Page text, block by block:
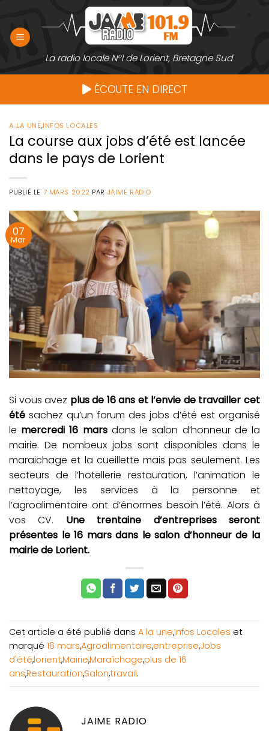
contenu
La radio locale N°1 de Lorient, Bretagne Sud
ÉCOUTE EN DIRECT
A LA UNE,INFOS LOCALES
La course aux jobs d’été est lancée
dans le pays de Lorient
PUBLIÉ LE 7 MARS 2022 PAR JAIME RADIO
07
Mar
Si vous avez plus de 16 ans et l’envie de travailler cet
été sachez qu’un forum des jobs d’été est organisé
le mercredi 16 marsdans le salon d’honneur de la
mairie. De nombeux jobs sont disponibles dans le
maraichage et la cueillette mais pas seulement. Les
secteurs de l’hotellerie restauration, l’animation le
nettoyage, les services à la personne et
l’agroalimentaire ont d’énormes besoin l’été. Alors à
vos CV. Une trentaine d’entreprises seront
présentes le 16 mars dans le salon d’honneur de la
mairie de Lorient.
Cet article a été publié dans A la une,Infos Locales et
marqué 16 mars,Agroalimentaire,entreprise,Jobs
d'été,lorient,Mairie,Maraîchage,plus de 16
ans,Restauration,Salon,travail.
JAIME RADIO